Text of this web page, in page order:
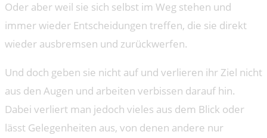
Oder aber weil sie sich selbst im Weg stehen und
immer wieder Entscheidungen treffen, die sie direkt
wieder ausbremsen und zurückwerfen.
Und doch geben sie nicht auf und verlieren ihr Ziel nicht
aus den Augen und arbeiten verbissen darauf hin.
Dabei verliert man jedoch vieles aus dem Blick oder
lässt Gelegenheiten aus, von denen andere nur